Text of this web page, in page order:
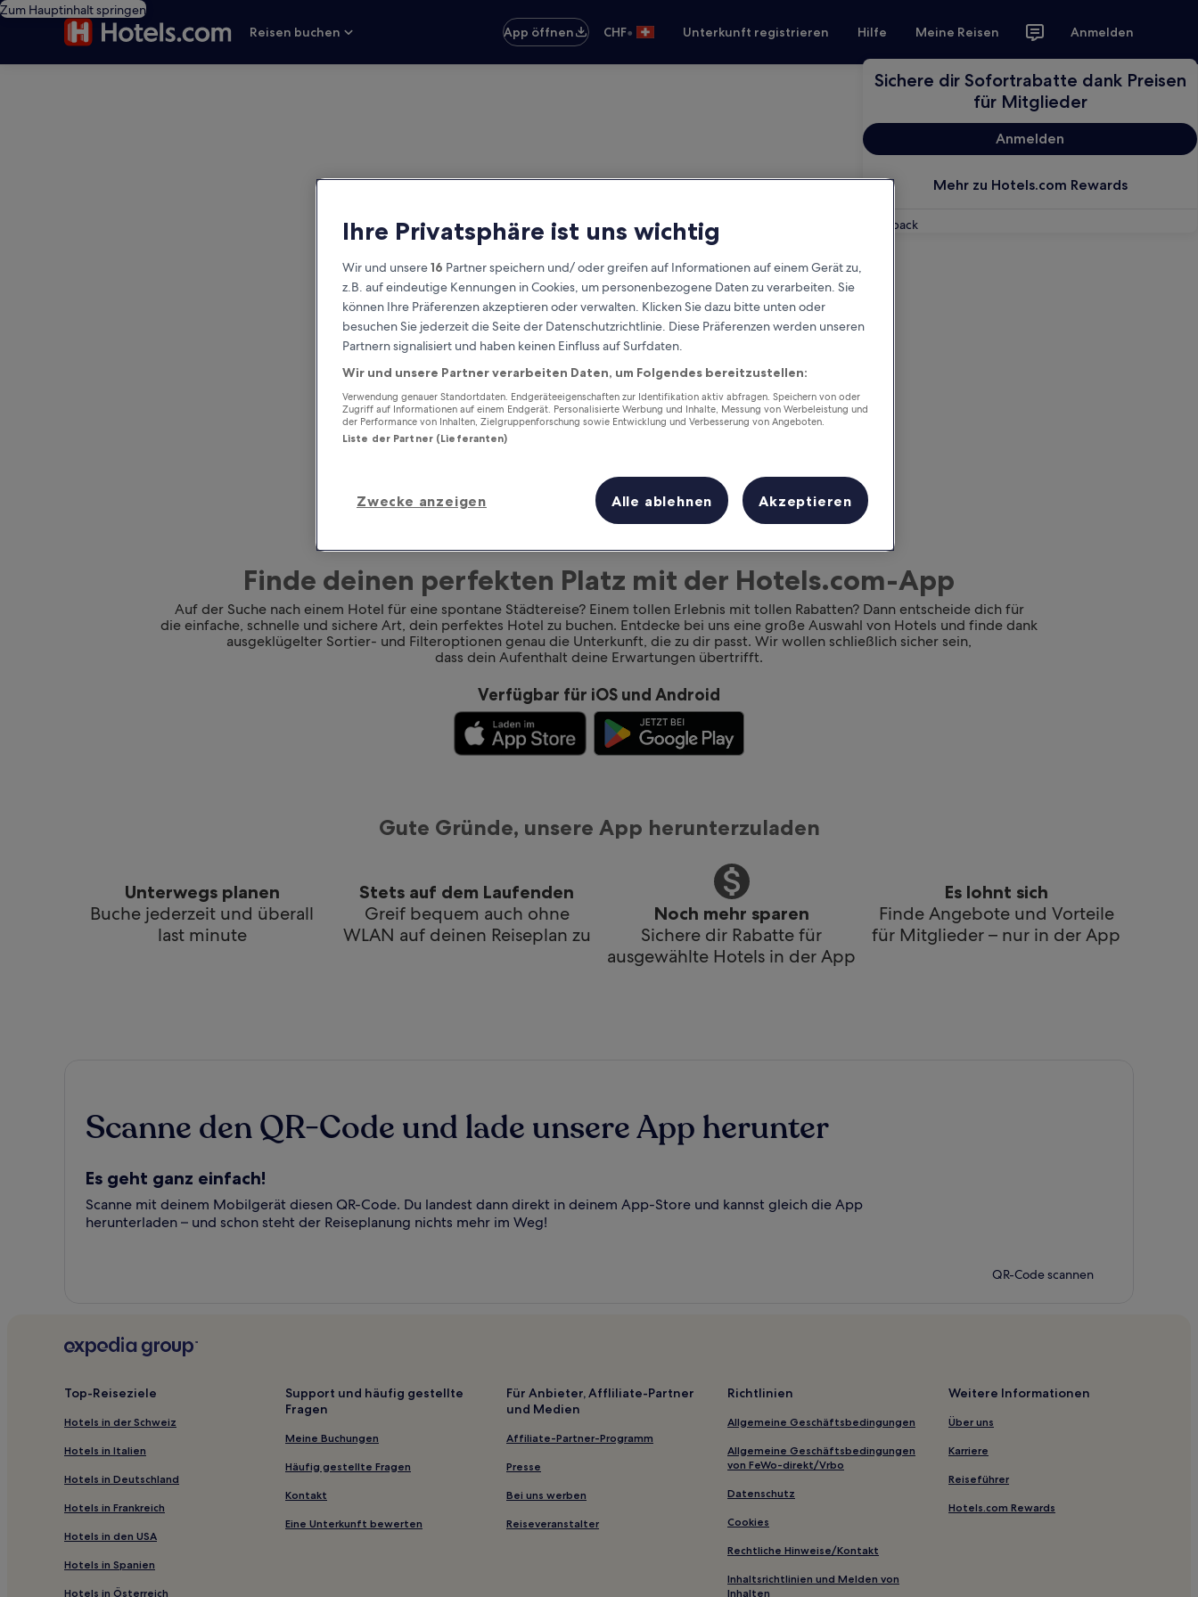
Zum Hauptinhalt springen
Reisen buchen
App öffnen CHF• Unterkunft registrieren Hilfe Meine Reisen Anmelden
Sichere dir Sofortrabatte dank Preisen
für Mitglieder
Anmelden
Mehr zu Hotels.com Rewards
Feedback
Finde deinen perfekten Platz mit der Hotels.com-App
Auf der Suche nach einem Hotel für eine spontane Städtereise? Einem tollen Erlebnis mit tollen Rabatten? Dann entscheide dich für
die einfache, schnelle und sichere Art, dein perfektes Hotel zu buchen. Entdecke bei uns eine große Auswahl von Hotels und finde dank
ausgeklügelter Sortier- und Filteroptionen genau die Unterkunft, die zu dir passt. Wir wollen schließlich sicher sein,
dass dein Aufenthalt deine Erwartungen übertrifft.
Verfügbar für iOS und Android
Gute Gründe, unsere App herunterzuladen
Unterwegs planen
Buche jederzeit und überall
last minute
Stets auf dem Laufenden
Greif bequem auch ohne
WLAN auf deinen Reiseplan zu
Noch mehr sparen
Sichere dir Rabatte für
ausgewählte Hotels in der App
Es lohnt sich
Finde Angebote und Vorteile
für Mitglieder – nur in der App
Scanne den QR-Code und lade unsere App herunter
Es geht ganz einfach!
Scanne mit deinem Mobilgerät diesen QR-Code. Du landest dann direkt in deinem App-Store und kannst gleich die App
herunterladen – und schon steht der Reiseplanung nichts mehr im Weg!
QR-Code scannen
Top-Reiseziele
Hotels in der Schweiz
Hotels in Italien
Hotels in Deutschland
Hotels in Frankreich
Hotels in den USA
Hotels in Spanien
Hotels in Österreich
Support und häufig gestellte
Fragen
Meine Buchungen
Häufig gestellte Fragen
Kontakt
Eine Unterkunft bewerten
Für Anbieter, Affliliate-Partner
und Medien
Affiliate-Partner-Programm
Presse
Bei uns werben
Reiseveranstalter
Richtlinien
Allgemeine Geschäftsbedingungen
Allgemeine Geschäftsbedingungen
von FeWo-direkt/Vrbo
Datenschutz
Cookies
Rechtliche Hinweise/Kontakt
Inhaltsrichtlinien und Melden von
Inhalten
Weitere Informationen
Über uns
Karriere
Reiseführer
Hotels.com Rewards
Ihre Privatsphäre ist uns wichtig
Wir und unsere16 Partner speichern und/ oder greifen auf Informationen auf einem Gerät zu,
z.B. auf eindeutige Kennungen in Cookies, um personenbezogene Daten zu verarbeiten. Sie
können Ihre Präferenzen akzeptieren oder verwalten. Klicken Sie dazu bitte unten oder
besuchen Sie jederzeit die Seite der Datenschutzrichtlinie. Diese Präferenzen werden unseren
Partnern signalisiert und haben keinen Einfluss auf Surfdaten.
Wir und unsere Partner verarbeiten Daten, um Folgendes bereitzustellen:
Verwendung genauer Standortdaten. Endgeräteeigenschaften zur Identifikation aktiv abfragen. Speichern von oder
Zugriff auf Informationen auf einem Endgerät. Personalisierte Werbung und Inhalte, Messung von Werbeleistung und
der Performance von Inhalten, Zielgruppenforschung sowie Entwicklung und Verbesserung von Angeboten.
Liste der Partner (Lieferanten)
Zwecke anzeigen Alle ablehnen Akzeptieren